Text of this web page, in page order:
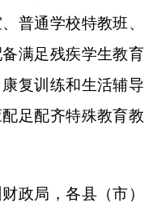
府部门
部委局
室
号